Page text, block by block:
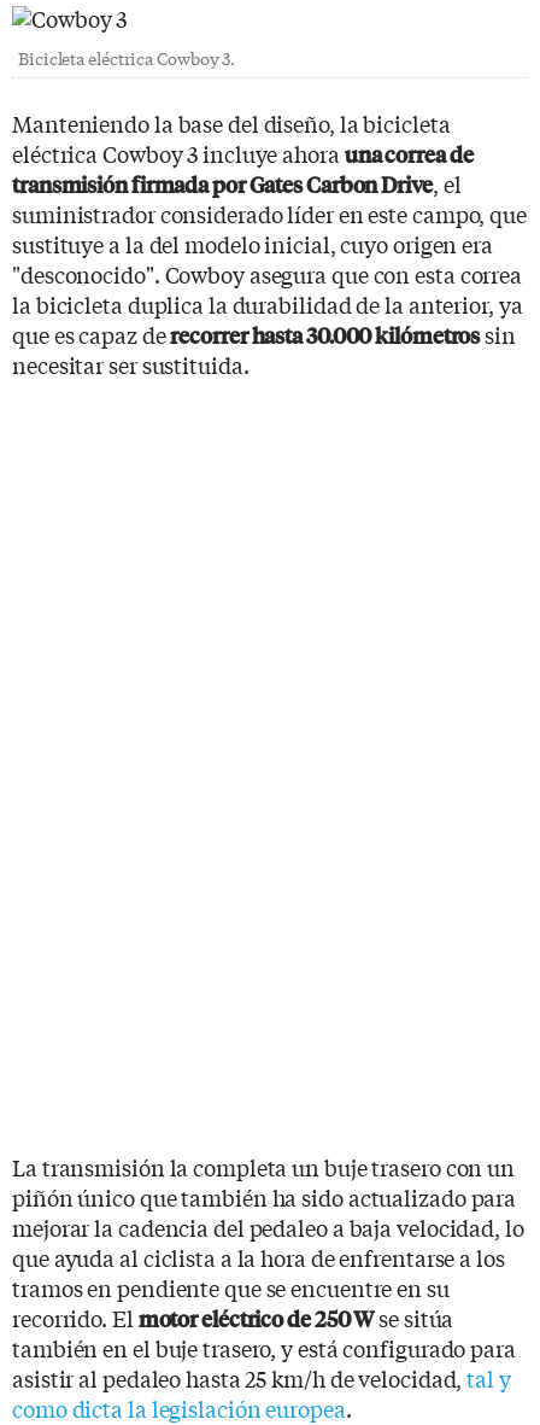
Bicicleta eléctrica Cowboy 3.
Manteniendo la base del diseño, la bicicleta
eléctrica Cowboy 3 incluye ahora una correa de
transmisión firmada por Gates Carbon Drive, el
suministrador considerado líder en este campo, que
sustituye a la del modelo inicial, cuyo origen era
"desconocido". Cowboy asegura que con esta correa
la bicicleta duplica la durabilidad de la anterior, ya
que es capaz derecorrer hasta 30.000 kilómetrossin
necesitar ser sustituida.
La transmisión la completa un buje trasero con un
piñón único que también ha sido actualizado para
mejorar la cadencia del pedaleo a baja velocidad, lo
que ayuda al ciclista a la hora de enfrentarse a los
tramos en pendiente que se encuentre en su
recorrido. El motor eléctrico de 250 Wse sitúa
también en el buje trasero, y está configurado para
asistir al pedaleo hasta 25 km/h de velocidad,tal y
como dicta la legislación europea.